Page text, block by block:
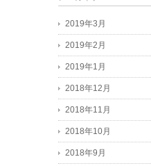
2019年3月
2019年2月
2019年1月
2018年12月
2018年11月
2018年10月
2018年9月